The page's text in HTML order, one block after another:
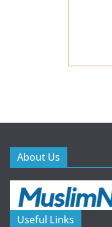
About Us
Useful Links